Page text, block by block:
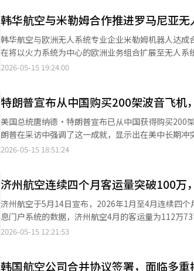
建筑和房地产市场低迷的影响。 美国的关税政策、全球供应链重组和原材料价格波动性也是影响盈利能力的因素。由
于物流、资源和半导体业务的特性，LX集团不可避免地对全球经济走势敏感。
纯的“LG分支集团”向独立生存体系的建设。然而，
心的投资能否稳定收益结构，将成为其未来增长的
级“33级”。 韩国旅行社协会表示，若当前行业压力持续扩大，政府有必要尽快出台针对性扶持政策。数据显示，
新冠疫情期间，韩国12家主要出境旅行社累计损失
就业支援行业”，并将就业维持补贴比例最高提升至
的定位平台演变为空间数据平台。最近，全球大型科
专注于基于实景的3D地图、增强现实（AR）和空间接口技术的提升。 尤其是在生成型AI
到空间智能领域，如何精确构建现实空间数据成为
智慧城市和空间型AI服务等相结合。 Naver正在加强地图与本地搜索、空间数据结合的平台战略。未来，Naver计划
通过将飞行视图3D与街景3D功能结合，构建覆盖空中和地面的综合空间
用户的可达性。此外，Naver还将结合地点信息、内容
地图负责人郑京华表示：“Naver地图作为‘最接近
的用户提供新的空间体验。未来，地图与空间智能
在3D空间中查看与地点相关的各种信息和内容。”※
本月（5月4日至14日）期间，净买入斗山机器人2610亿
物理人工智能相关的投资情绪从现代汽车集团的关
现代汽车与波士顿动力参加摩根大通会议的消息、
Figure AI在类人机器人开发方面的进展，都刺激了全球机器人产业的期待。
人是一家专注于协作机器人的公司，预计将在北美
业收入为153亿韩元，营业亏损为121亿韩元。市场
长。公司去年以374亿韩元收购了美国自动化解决方
力。 此外，斗山机器人在4月公布了与英伟达的合作路线图。计划基于英伟达的仿真与学习基础设施，提升AI机器人
操作系统（OS），开发适用于工业现场的智能机器
韩华航空与米勒姆合作推进罗马尼亚
韩华航空与欧洲无人系统专业企业米勒姆机器人达
在将以火力系统为中心的欧洲业务组合扩展至无人系统领
于5月14日在罗马尼亚布加勒斯特举行的国际防务展
（Arion-SMET）和格伦特（GRUNT）等轮式UGV
中展现了出色的复杂地形机动性、混合动力系统及多种任
比现有平台更大规模的履带式UGV。特别是在此次
行的有无人复合作战系统（MUM-T）性能演示，受到了罗马尼亚军方的
尔·巴尔西表示：“特米斯是欧洲首批进入量产体系
尼亚作战环境的解决方案，同时在欧洲及北约市场扩大无人系统的产品组合
代无人解决方案的本地生产和供应体系，并扩大在
开工建设K9自走炮和K10弹药运输车的生产工厂（H-ACE
厂位于罗马尼亚担保比查朱佩特雷什蒂地区，占地
证测试设施及1751米长的行驶测试路。该工厂将生
（MRO）在内的全生命周期支持体系，并力争将基
2026-05-15 19:24:00
特朗普宣布从中国购买200架波音飞机
美国总统唐纳德·特朗普宣布已从中国获得购买200
朗普在采访中强调了这一成就，显示出在美中长期
却低于预期。业界曾预计可能达500架的合同，但实
导人会晤，还是军事同盟，最终都与增强美国的产业
这种做法尤为明显。过去美国强调自由贸易和市场
是这一政策的象征。航空产业不仅仅是制造业，它
心产业。每架波音飞机都与众多零部件供应商、地
此。 实际上，美国总统的“波音外交”并非新鲜事。
场保持主导地位，背后有国家层面的支持。 有趣的
2026-05-15 18:51:24
济州航空连续四个月客运量突破100万
济州航空于5月14日宣布，2026年1月至4月连续四个月的月度客运量
息门户系统的数据，济州航空4月的客运量为112万7370
内航线的客运量从38万7429人次增加至43万2582人
国本土LCC的客运量中占比达到23.8%，其中国内航线占25.3%，国际
2026-05-15 12:21:53
韩国航空公司合并协议签署，面临多重